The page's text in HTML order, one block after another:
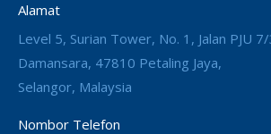
Alamat
Level 5, Surian Tower, No. 1, Jalan PJU
Damansara, 47810 Petaling Jaya,
Selangor, Malaysia
Nombor Telefon